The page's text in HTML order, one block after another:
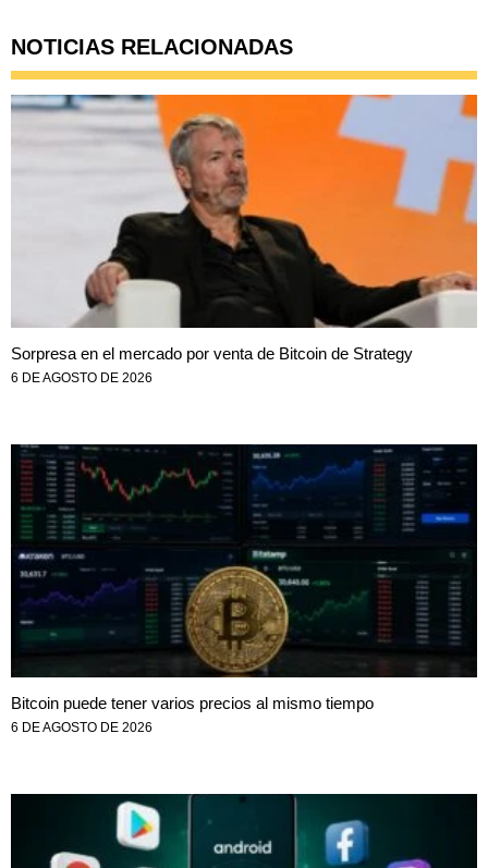
NOTICIAS RELACIONADAS
Sorpresa en el mercado por venta de Bitcoin de Strategy
6 DE AGOSTO DE 2026
Bitcoin puede tener varios precios al mismo tiempo
6 DE AGOSTO DE 2026